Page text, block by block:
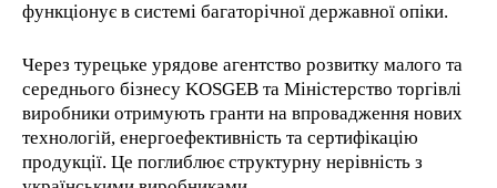
функціонує в системі багаторічної державної опіки.
Через турецьке урядове агентство розвитку малого та
середнього бізнесу KOSGEB та Міністерство торгівлі
виробники отримують гранти на впровадження нових
технологій, енергоефективність та сертифікацію
продукції. Це поглиблює структурну нерівність з